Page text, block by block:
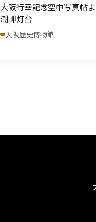
大阪行幸記念空中写真帖
潮岬灯台
大阪歴史博物館